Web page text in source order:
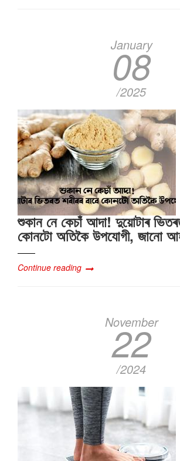
খাব
লাগে?
জানো
আহক....
January
08
/2025
শুকান নে কেচাঁ আদা! দুয়োটাৰ
কোনটো অতিকৈ উপযোগী, জানো
Continue reading
November
22
/2024